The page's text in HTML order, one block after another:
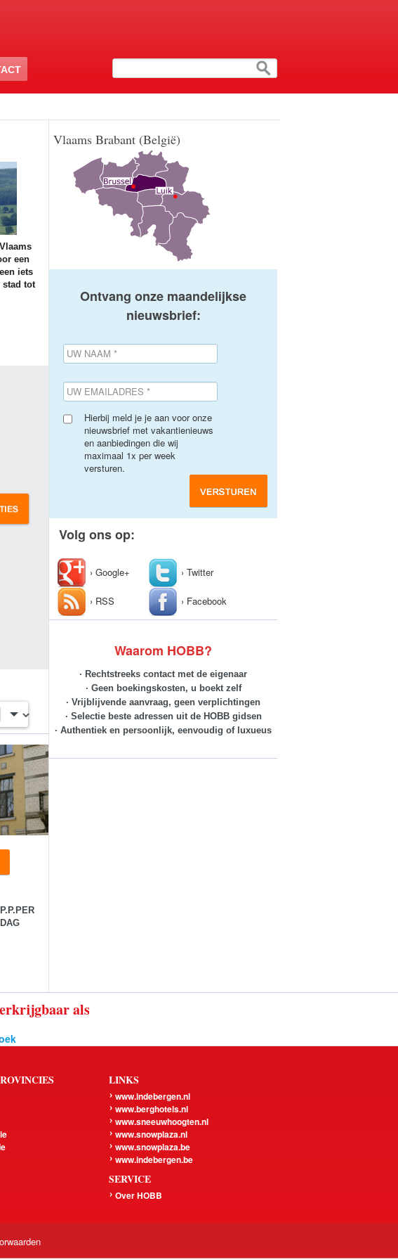
een
iets
stad tot
P.P.PER
DAG
Vlaams Brabant (België)
Ontvang onze maandelijkse
nieuwsbrief:
Hierbij meld je je aan voor onze
nieuwsbrief met vakantienieuws
en aanbiedingen die wij
maximaal 1x per week
versturen.
Volg ons op:
› Google+ › Twitter
› RSS › Facebook
Waarom HOBB?
· Rechtstreeks contact met de eigenaar
· Geen boekingskosten, u boekt zelf
· Vrijblijvende aanvraag, geen verplichtingen
· Selectie beste adressen uit de HOBB gidsen
· Authentiek en persoonlijk, eenvoudig of luxueus
als
LINKS
www.indebergen.nl
www.berghotels.nl
www.sneeuwhoogten.nl
www.snowplaza.nl
www.snowplaza.be
www.indebergen.be
SERVICE
Over HOBB